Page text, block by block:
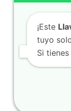
© 2021 –
¡Este
tuyo
Si